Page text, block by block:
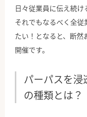
日々従業員に伝え続け
それでもなるべく全
たい！となると、断
開催です。
パーパスを浸
の種類とは？